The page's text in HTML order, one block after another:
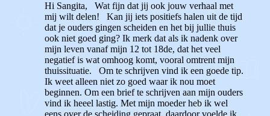
Hi Sangita, Wat fijn dat jij ook jouw verhaal met
mij wilt delen! Kan jij iets positiefs halen uit de tijd
dat je ouders gingen scheiden en het bij jullie thuis
ook niet goed ging? Ik merk dat als ik nadenk over
mijn leven vanaf mijn 12 tot 18de, dat het veel
negatief is wat omhoog komt, vooral omtrent mijn
thuissituatie. Om te schrijven vind ik een goede tip.
Ik weet alleen niet zo goed waar ik nou moet
beginnen. Om een brief te schrijven aan mijn ouders
vind ik heeel lastig. Met mijn moeder heb ik wel
eens over de scheiding gepraat, daardoor voelde ik